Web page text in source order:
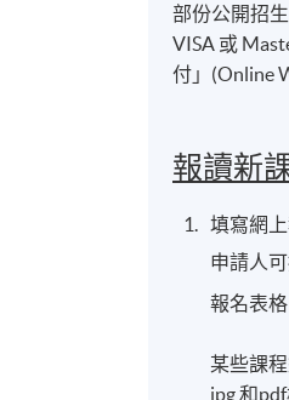
部份公開招
VISA 或
付」(Online
報讀新
填寫網
申請人
報名表格
某些課
jpg 和